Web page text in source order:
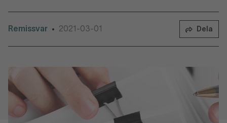
Remissvar • 2021-03-01 Dela